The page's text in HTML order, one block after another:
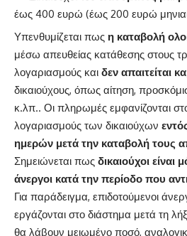
έως 400 ευρώ (έως 200 ευρώ
Υπενθυμίζεται πως η καταβολή
μέσω απευθείας κατάθεσης στους
λογαριασμούς και δεν απαιτείται
δικαιούχους, όπως αίτηση,
κ.λπ.. Οι πληρωμές εμφανίζονται
λογαριασμούς των δικαιούχων
ημερών μετά την καταβολή τους
Σημειώνεται πως δικαιούχοι
άνεργοι κατά την περίοδο που
Για παράδειγμα, επιδοτούμενοι
εργάζονται στο διάστημα μετά τη
θα λάβουν μειωμένο ποσό,